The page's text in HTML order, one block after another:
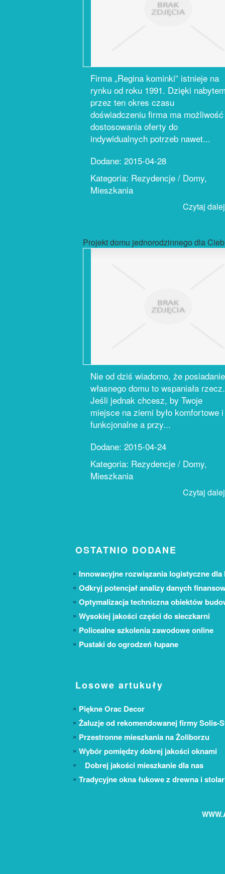
Firma „Regina kominki” istnieje na
rynku od roku 1991. Dzięki
przez ten okres czasu
doświadczeniu firma ma możliwość
dostosowania oferty do
indywidualnych potrzeb nawet...
Dodane: 2015-04-28
Kategoria: Rezydencje / Domy,
Mieszkania
Czytaj
Projekt domu jednorodzinnego dla
Nie od dziś wiadomo, że posiadanie
własnego domu to wspaniała rzecz.
Jeśli jednak chcesz, by Twoje
miejsce na ziemi było komfortowe i
funkcjonalne a przy...
Dodane: 2015-04-24
Kategoria: Rezydencje / Domy,
Mieszkania
Czytaj
OSTATNIO DODANE
Innowacyjne rozwiązania logistyczne dla
Odkryj potencjał analizy danych
Optymalizacja techniczna obiektów
Wysokiej jakości części do sieczkarni
Policealne szkolenia zawodowe online
Pustaki do ogrodzeń łupane
Losowe artukuły
Piękne Orac Decor
Żaluzje od rekomendowanej firmy Solis-
Przestronne mieszkania na Żoliborzu
Wybór pomiędzy dobrej jakości oknami
Dobrej jakości mieszkanie dla nas
Tradycyjne okna łukowe z drewna i